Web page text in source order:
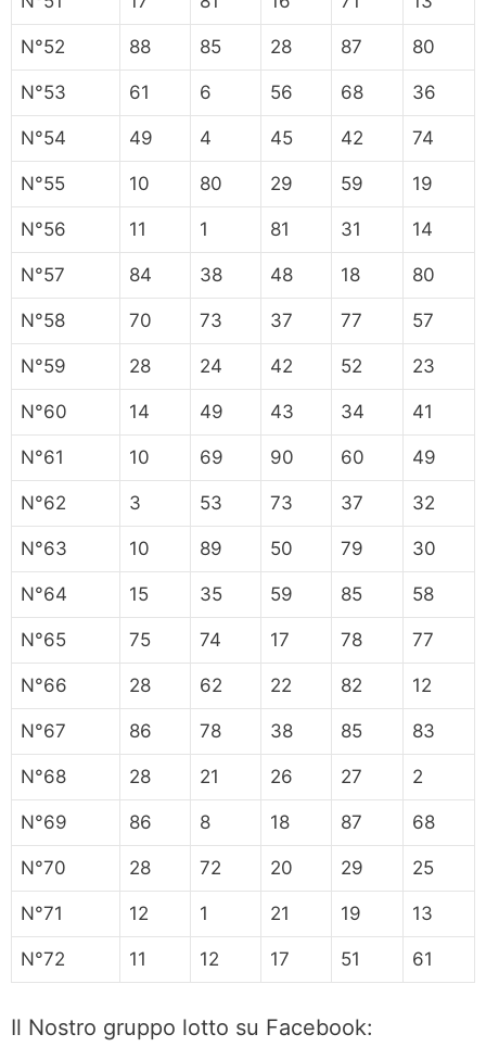
N°52 88 85 28 87 80
N°53 61 6 56 68 36
N°54 49 4 45 42 74
N°55 10 80 29 59 19
N°56 11 1 81 31 14
N°57 84 38 48 18 80
N°58 70 73 37 77 57
N°59 28 24 42 52 23
N°60 14 49 43 34 41
N°61 10 69 90 60 49
N°62 3 53 73 37 32
N°63 10 89 50 79 30
N°64 15 35 59 85 58
N°65 75 74 17 78 77
N°66 28 62 22 82 12
N°67 86 78 38 85 83
N°68 28 21 26 27 2
N°69 86 8 18 87 68
N°70 28 72 20 29 25
N°71 12 1 21 19 13
N°72 11 12 17 51 61
Il Nostro gruppo lotto su Facebook: